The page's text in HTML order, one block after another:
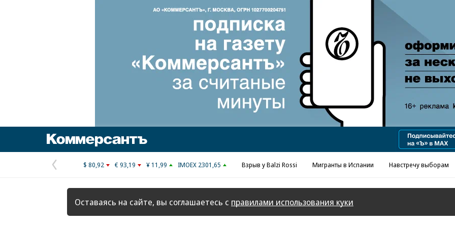
Реклама в «Ъ» www.kommersant.ru/ad
Предыдущая
страница
$ 80,92 € 93,19 ¥ 11,99 IMOEX 2301,65 Взрыв у Balzi Rossi Мигранты в Испании Навстречу выборам
Оставаясь на сайте, вы соглашаетесь с правилами использования куки